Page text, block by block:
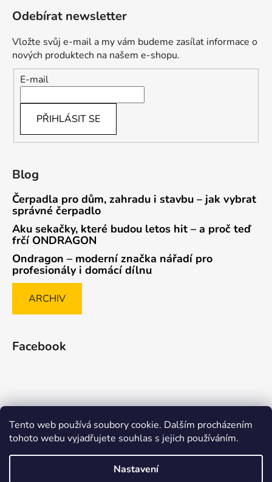
Tento web používá soubory cookie. Dalším procházením
tohoto webu vyjadřujete souhlas s jejich používáním.
Nastavení
Odebírat newsletter
Vložte svůj e-mail a my vám budeme zasílat informace o
nových produktech na našem e-shopu.
E-mail
PŘIHLÁSIT SE
Blog
Čerpadla pro dům, zahradu i stavbu – jak vybrat
správné čerpadlo
Aku sekačky, které budou letos hit – a proč teď
frčí ONDRAGON
Ondragon – moderní značka nářadí pro
profesionály i domácí dílnu
ARCHIV
Facebook
Způsob ověřování recenzí